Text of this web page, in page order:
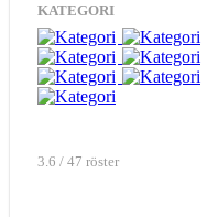
KATEGORI
3.6 / 47 röster